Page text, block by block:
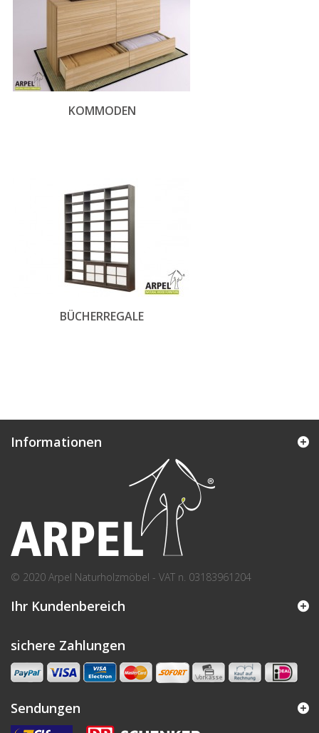
KOMMODEN
BÜCHERREGALE
Informationen
© 2020 Arpel Naturholzmöbel - VAT n. 03183961204
Ihr Kundenbereich
sichere Zahlungen
Sendungen